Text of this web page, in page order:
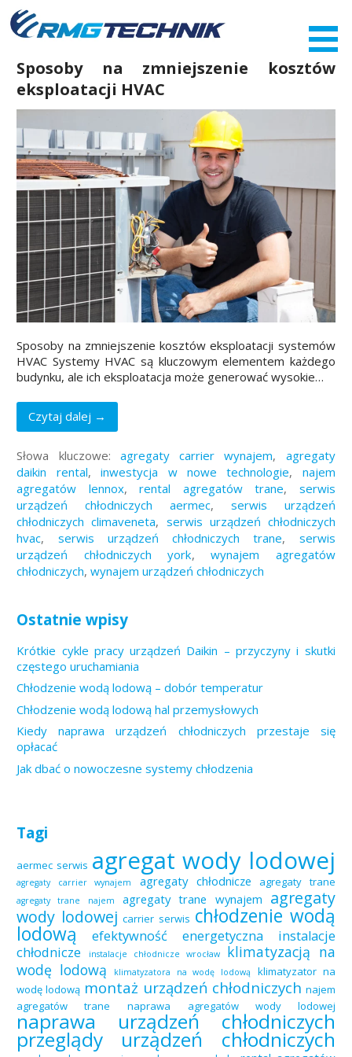
Przejdź
do
zawartości
Sposoby na zmniejszenie kosztów
eksploatacji HVAC
Sposoby na zmniejszenie kosztów eksploatacji systemów
HVAC Systemy HVAC są kluczowym elementem każdego
budynku, ale ich eksploatacja może generować wysokie…
Czytaj dalej →
Słowa kluczowe: agregaty carrier wynajem, agregaty
daikin rental,inwestycja w nowe technologie, najem
agregatów lennox,rental agregatów trane, serwis
urządzeń chłodniczych aermec, serwis urządzeń
chłodniczych climaveneta, serwis urządzeń chłodniczych
hvac, serwis urządzeń chłodniczych trane, serwis
urządzeń chłodniczych york,wynajem agregatów
chłodniczych,wynajem urządzeń chłodniczych
Ostatnie wpisy
Krótkie cykle pracy urządzeń Daikin – przyczyny i skutki
częstego uruchamiania
Chłodzenie wodą lodową – dobór temperatur
Chłodzenie wodą lodową hal przemysłowych
Kiedy naprawa urządzeń chłodniczych przestaje się
opłacać
Jak dbać o nowoczesne systemy chłodzenia
Tagi
aermec serwis agregat wody lodowej
agregaty carrier wynajem agregaty chłodnicze agregaty trane
agregaty trane najem agregaty trane wynajem agregaty
wody lodowej carrier serwis chłodzenie wodą
lodową efektywność energetyczna
instalacje
chłodnicze
instalacje chłodnicze wrocław
klimatyzacją na
wodę lodową
klimatyzatora na wodę lodową
klimatyzator na
wodę lodową montaż urządzeń chłodniczych najem
agregatów trane
naprawa agregatów wody lodowej
naprawa urządzeń chłodniczych
przeglądy urządzeń chłodniczych